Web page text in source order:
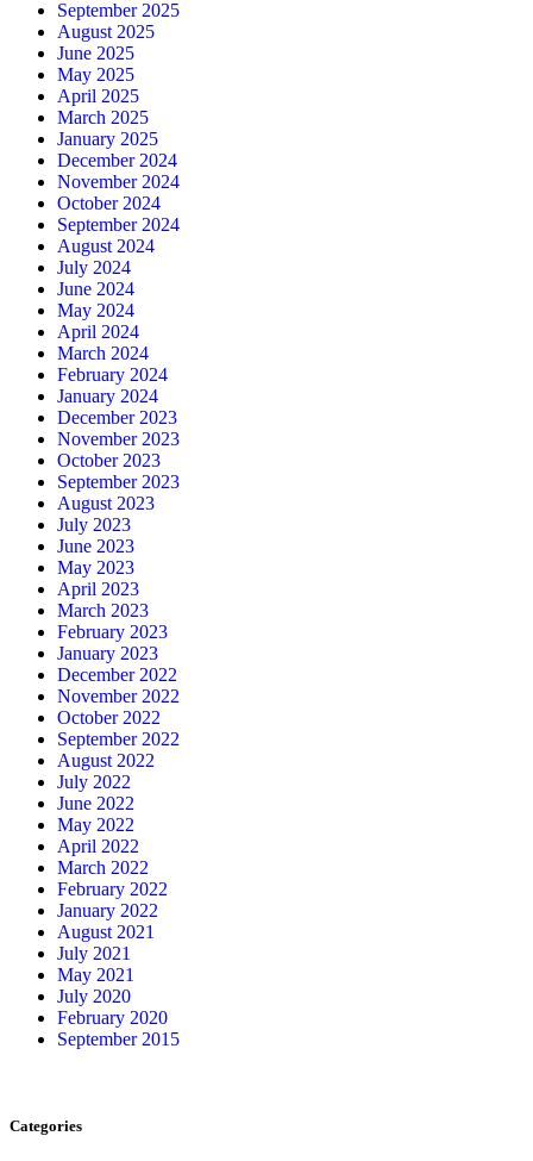
September 2025
August 2025
June 2025
May 2025
April 2025
March 2025
January 2025
December 2024
November 2024
October 2024
September 2024
August 2024
July 2024
June 2024
May 2024
April 2024
March 2024
February 2024
January 2024
December 2023
November 2023
October 2023
September 2023
August 2023
July 2023
June 2023
May 2023
April 2023
March 2023
February 2023
January 2023
December 2022
November 2022
October 2022
September 2022
August 2022
July 2022
June 2022
May 2022
April 2022
March 2022
February 2022
January 2022
August 2021
July 2021
May 2021
July 2020
February 2020
September 2015
Categories